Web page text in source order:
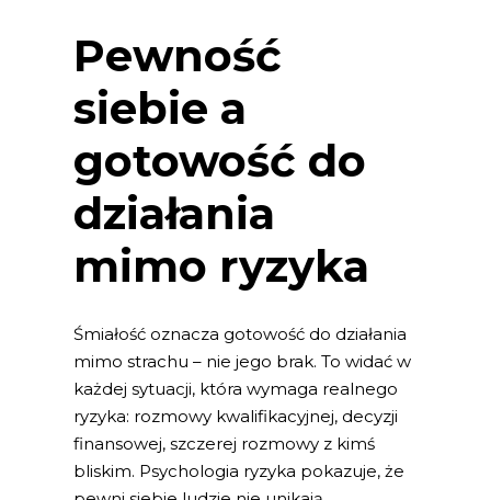
Pewność
siebie a
gotowość do
działania
mimo ryzyka
Śmiałość oznacza gotowość do działania
mimo strachu – nie jego brak. To widać w
każdej sytuacji, która wymaga realnego
ryzyka: rozmowy kwalifikacyjnej, decyzji
finansowej, szczerej rozmowy z kimś
bliskim. Psychologia ryzyka pokazuje, że